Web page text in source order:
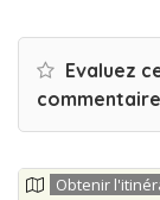
Evaluez
commentaire
Obtenir